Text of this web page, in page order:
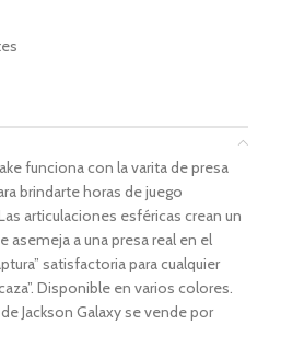
funciona con la varita de presa
brindarte horas de juego
articulaciones esféricas crean un
a una presa real en el
satisfactoria para cualquier
Disponible en varios colores.
Jackson Galaxy se vende por